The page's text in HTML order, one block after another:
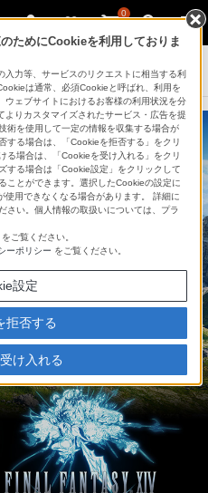
0
ためにCookieを利用しておりま
力等、サービスのリクエストに相当する利
は通常、必須Cookieと呼ばれ、利用を
ェブサイトにおけるお客様の利用状況を分
りカスタマイズされたサービス・広告を提
術を使用して一定の情報を収集する場合が
する場合は、「Cookieを拒否する」をクリ
る場合は、「Cookieを受け入れる」をクリ
する場合は「Cookie設定」をクリックして
ことができます。選択したCookieの設定に
使用できなくなる場合があります。 詳細に
さい。個人情報の取扱いについては、プラ
をご覧ください。
ーポリシー をご覧ください。
設定
拒否する
け入れる